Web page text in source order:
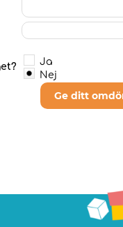
Ja
Nej
Ge ditt